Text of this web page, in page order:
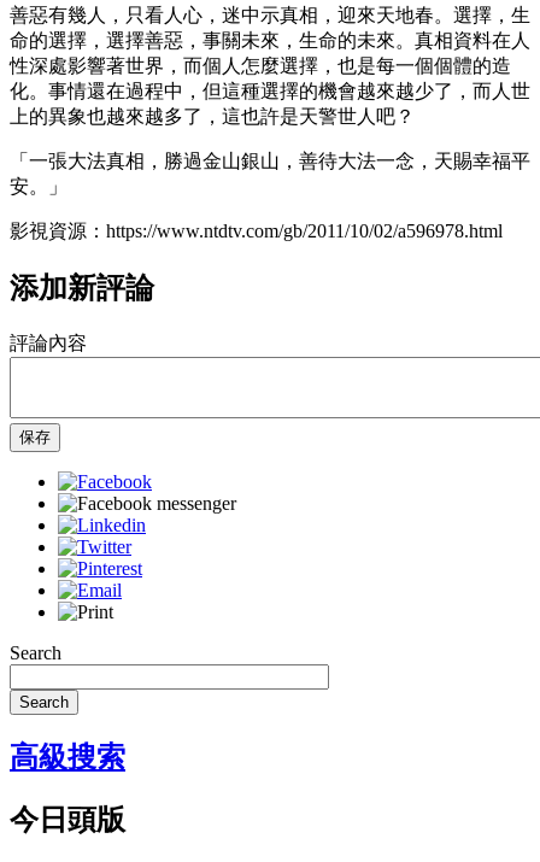
善惡有幾人，只看人心，迷中示真相，迎來天地春。選擇，生
命的選擇，選擇善惡，事關未來，生命的未來。真相資料在人
性深處影響著世界，而個人怎麼選擇，也是每一個個體的造
化。事情還在過程中，但這種選擇的機會越來越少了，而人世
上的異象也越來越多了，這也許是天警世人吧？
「一張大法真相，勝過金山銀山，善待大法一念，天賜幸福平
安。」
影視資源：https://www.ntdtv.com/gb/2011/10/02/a596978.html
添加新評論
評論內容
保存
Search
Search
高級搜索
今日頭版